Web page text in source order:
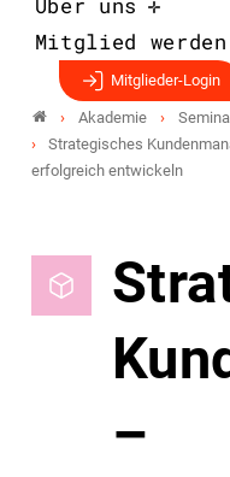
Mitglied werden
Mitglieder-Login
Akademie
Strategisches
erfolgreich entwickeln
–